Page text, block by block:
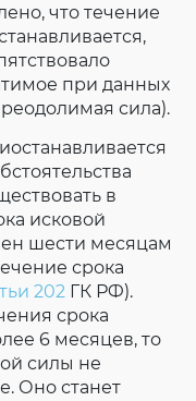
что течение
при данных
сила).
в
исковой
шести месяцам
срока
202 ГК РФ).
срока
6 месяцев, то
силы не
Оно станет